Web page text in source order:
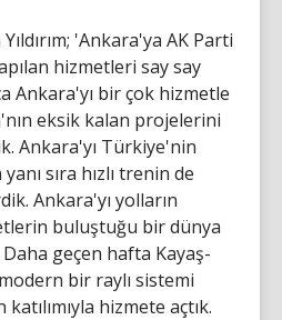
'Ankara'ya AK Parti
hizmetleri say say
Ankara'yı bir çok hizmetle
eksik kalan projelerini
Ankara'yı Türkiye'nin
sıra hızlı trenin de
Ankara'yı yolların
buluştuğu bir dünya
geçen hafta Kayaş-
bir raylı sistemi
hizmete açtık.